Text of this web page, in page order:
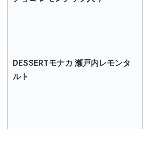
DESSERTモナカ 瀬戸内レモンタ
ルト